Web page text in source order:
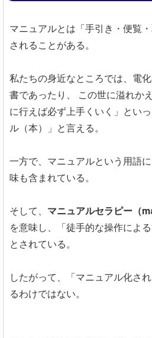
マニュアルとは「手引き・便覧
されることがある。
私たちの身近なところでは、電
書であったり、
この世に溢れか
に行えば必ず上手くいく」といっ
ル（本）」と言える。
一方で、マニュアルという用語
味も含まれている。
そして、 マニュアルセラピー（
を意味し、「徒手的な操作によ
とされている。
したがって、「マニュアル化さ
るわけではない。